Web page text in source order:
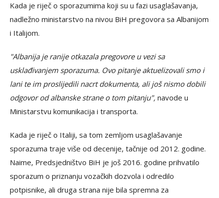
Kada je riječ o sporazumima koji su u fazi usaglašavanja,
nadležno ministarstvo na nivou BiH pregovora sa Albanijom
i Italijom.
"Albanija je ranije otkazala pregovore u vezi sa
usklađivanjem sporazuma. Ovo pitanje aktuelizovali smo i
lani te im proslijedili nacrt dokumenta, ali još nismo dobili
odgovor od albanske strane o tom pitanju", navode u
Ministarstvu komunikacija i transporta.
Kada je riječ o Italiji, sa tom zemljom usaglašavanje
sporazuma traje više od decenije, tačnije od 2012. godine.
Naime, Predsjedništvo BiH je još 2016. godine prihvatilo
sporazum o priznanju vozačkih dozvola i odredilo
potpisnike, ali druga strana nije bila spremna za